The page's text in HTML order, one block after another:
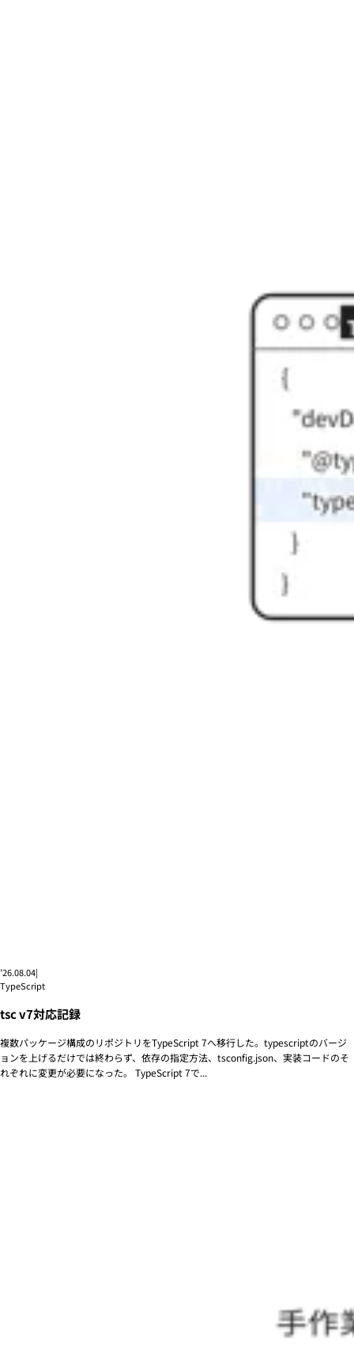
’26.08.04|
TypeScript
tsc v7対応記録
複数パッケージ構成のリポジトリをTypeScript 7へ移行した。typescriptのバージ
ョンを上げるだけでは終わらず、依存の指定方法、tsconfig.json、実装コードのそ
れぞれに変更が必要になった。 TypeScript 7で...